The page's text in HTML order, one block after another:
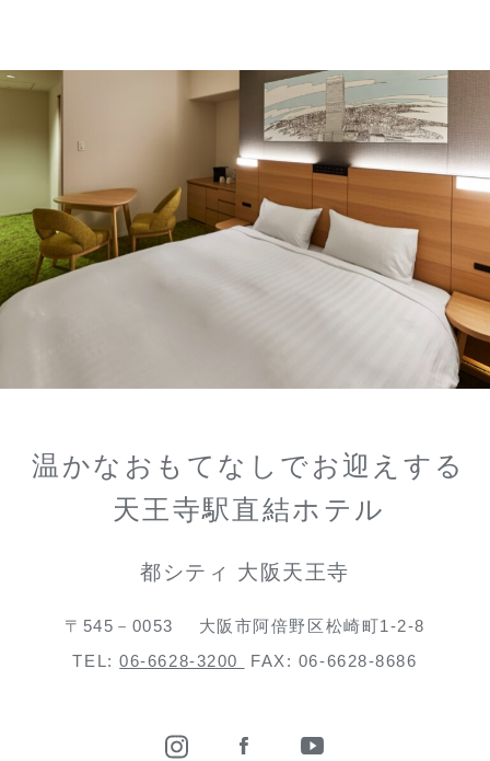
温かなおもてなしでお迎えする
天王寺駅直結ホテル
都シティ 大阪天王寺
〒545－0053
大阪市阿倍野区松崎町1-2-8
TEL:06-6628-3200 FAX: 06-6628-8686